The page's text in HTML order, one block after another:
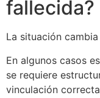
fallecida?
La situación
En algunos casos
se requiere
vinculación